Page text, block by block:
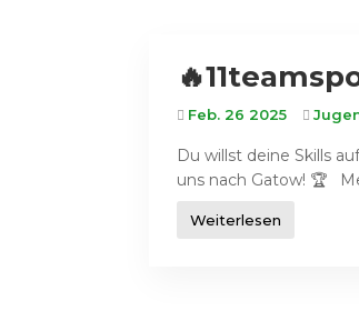
Feb. 26 2025
Du willst deine Skills
uns nach Gatow! 🏆
Weiterlesen